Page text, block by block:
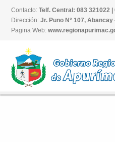
Contacto: Telf. Central: 083 321022 |
Dirección: Jr. Puno N° 107,
Pagina Web: